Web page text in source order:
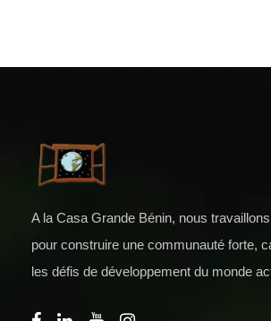
A la Casa Grande Bénin, nous
pour construire une communauté forte,
les défis de développement du monde